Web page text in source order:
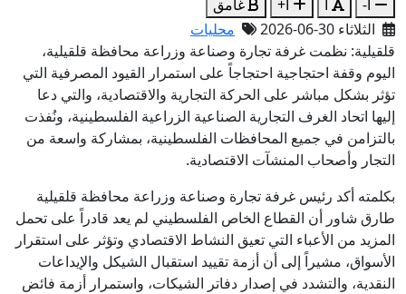
أ- أ أ+
غامق
الثلاثاء 30-06-2026
محليات
قلقيلية: نظمت غرفة تجارة وصناعة وزراعة محافظة قلقيلية،
اليوم وقفة احتجاجية احتجاجاً على استمرار القيود المصرفية التي
تؤثر بشكل مباشر على الحركة التجارية والاقتصادية، والتي دعا
إليها اتحاد الغرف التجارية الصناعية الزراعية الفلسطينية، ونُفذت
بالتزامن في جميع المحافظات الفلسطينية، بمشاركة واسعة من
التجار وأصحاب المنشآت الاقتصادية.
بكلمته أكد رئيس غرفة تجارة وصناعة وزراعة محافظة قلقيلية
طارق شاور أن القطاع الخاص الفلسطيني لم يعد قادراً على تحمل
المزيد من الأعباء التي تعيق النشاط الاقتصادي وتؤثر على استقرار
الأسواق، مشيراً إلى أن أزمة تقييد استقبال الشيكل والإيداعات
النقدية، والتشدد في إصدار دفاتر الشيكات، واستمرار أزمة فائض